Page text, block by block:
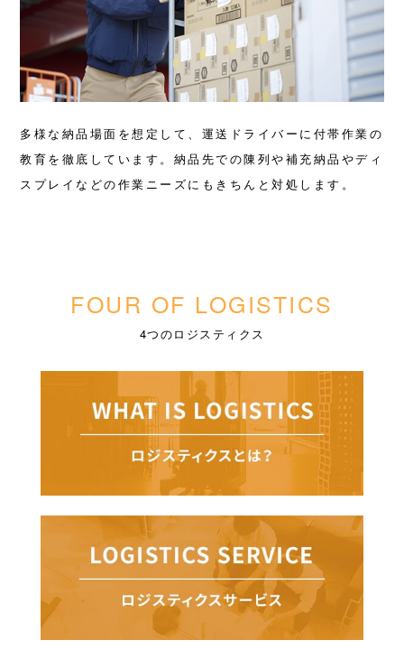
多様な納品場面を想定して、運送ドライバーに付帯作業の
教育を徹底しています。納品先での陳列や補充納品やディ
スプレイなどの作業ニーズにもきちんと対処します。
FOUR OF LOGISTICS
4つのロジスティクス